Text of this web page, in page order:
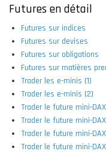
Futures en détail
Futures sur indices
Futures sur devises
Futures sur obligations
Futures sur matières
Trader les e-minis (1)
Trader les e-minis (2)
Trader le future mini-DAX
Trader le future mini-
Trader le future mini-
Trader le future mini-